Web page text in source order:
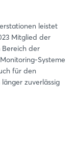
leistet
Mitglied der
Bereich der
Systeme
für den
zuverlässig